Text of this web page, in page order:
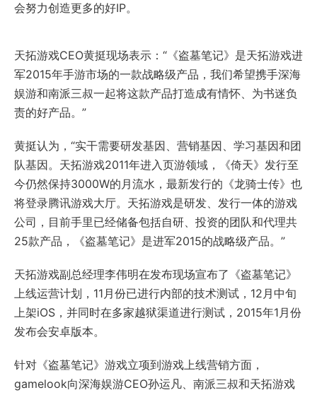
会努力创造更多的好IP。
天拓游戏CEO黄挺现场表示：“《盗墓笔记》是天拓游戏进
军2015年手游市场的一款战略级产品，我们希望携手深海
娱游和南派三叔一起将这款产品打造成有情怀、为书迷负
责的好产品。”
黄挺认为，“实干需要研发基因、营销基因、学习基因和团
队基因。天拓游戏2011年进入页游领域，《倚天》发行至
今仍然保持3000W的月流水，最新发行的《龙骑士传》也
将登录腾讯游戏大厅。天拓游戏是研发、发行一体的游戏
公司，目前手里已经储备包括自研、投资的团队和代理共
25款产品，《盗墓笔记》是进军2015的战略级产品。”
天拓游戏副总经理李伟明在发布现场宣布了《盗墓笔记》
上线运营计划，11月份已进行内部的技术测试，12月中旬
上架iOS，并同时在多家越狱渠道进行测试，2015年1月份
发布会安卓版本。
针对《盗墓笔记》游戏立项到游戏上线营销方面，
gamelook向深海娱游CEO孙运凡、南派三叔和天拓游戏